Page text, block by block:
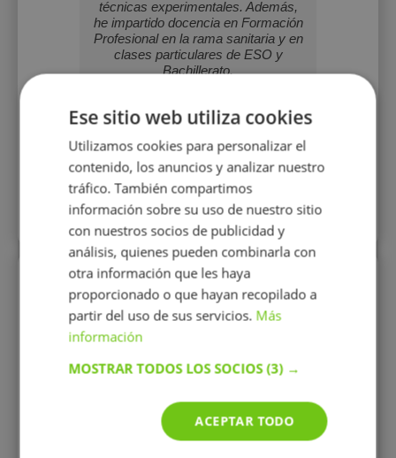
técnicas experimentales. Además,
he impartido docencia en Formación
Profesional en la rama sanitaria y en
clases particulares de ESO y
Bachillerato.
15 €/h
Mostrar perfil
Más perfiles similares
Perfiles vistos
Ese sitio web utiliza cookies
Utilizamos cookies para personalizar el
contenido, los anuncios y analizar nuestro
tráfico. También compartimos
información sobre su uso de nuestro sitio
con nuestros socios de publicidad y
análisis, quienes pueden combinarla con
otra información que les haya
proporcionado o que hayan recopilado a
partir del uso de sus servicios. Más
información
MOSTRAR TODOS LOS SOCIOS(3) →
ACEPTAR TODO